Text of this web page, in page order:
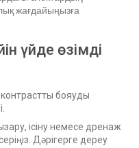
жағдайыңызға
үйде өзімді
контрастты бояуды
ісіну немесе дренаж
Дәрігерге дереу